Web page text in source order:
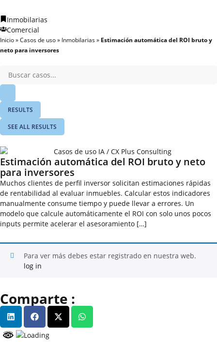
Inmobilarias
Comercial
Inicio»Casos de uso» Inmobilarias» Estimación automática del ROI bruto y
neto para inversores
RESULTS
SEE ALL RESULTS
Estimación automática del ROI bruto y neto
para inversores
Muchos clientes de perfil inversor solicitan estimaciones rápidas
de rentabilidad al evaluar inmuebles. Calcular estos indicadores
manualmente consume tiempo y puede llevar a errores. Un
modelo que calcule automáticamente el ROI con solo unos pocos
inputs permite acelerar el asesoramiento […]
Para ver más debes estar registrado en nuestra web.
log in
Comparte :